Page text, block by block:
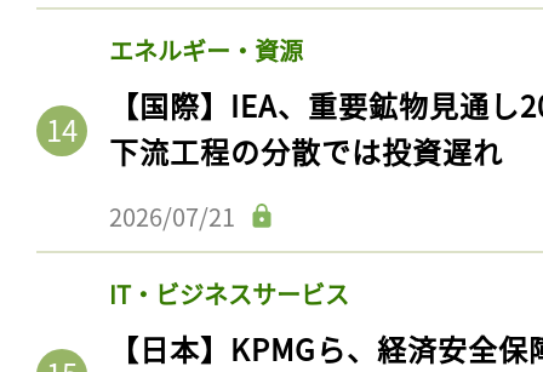
エネルギー・資源
【国際】IEA、重要鉱物見通
下流工程の分散では投資遅れ
2026/07/21
IT・ビジネスサービス
【日本】KPMGら、経済安全